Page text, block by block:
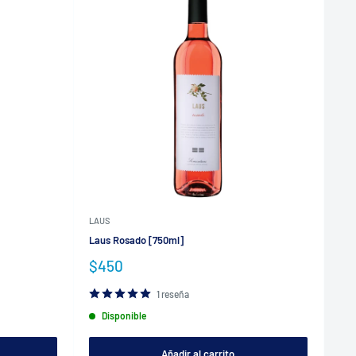
LAUS
Laus Rosado [750ml]
Precio
venta
$450
1 reseña
Disponible